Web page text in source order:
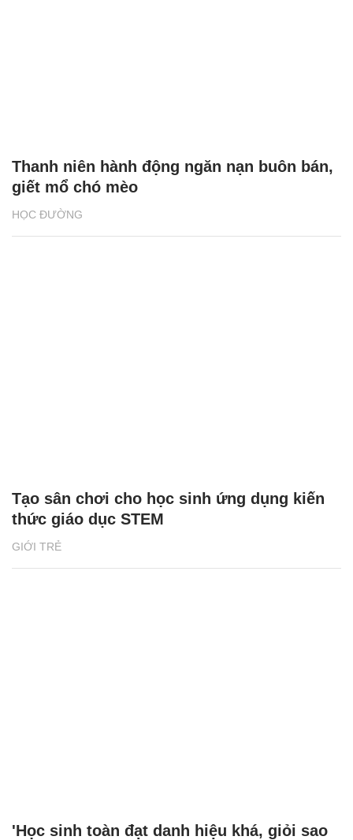
HỌC ĐƯỜNG
Thanh niên hành động ngăn nạn buôn bán,
giết mổ chó mèo
GIỚI TRẺ
Tạo sân chơi cho học sinh ứng dụng kiến
thức giáo dục STEM
'Học sinh toàn đạt danh hiệu khá, giỏi sao